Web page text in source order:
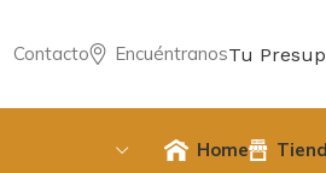
Contacto EncuéntranosTu
Home